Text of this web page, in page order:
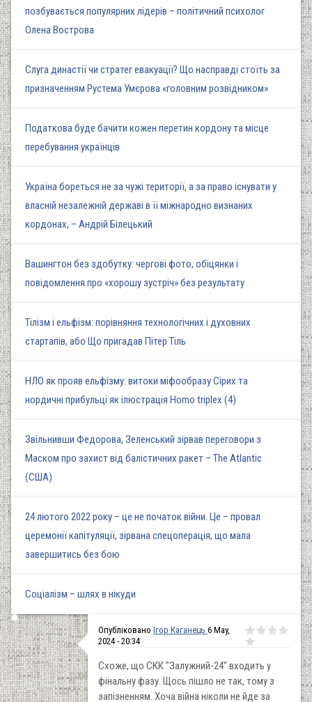
позбувається популярних лідерів – політичний психолог
Олена Вострова
Слуга династії чи стратег евакуації? Що насправді стоїть за
призначенням Рустема Умєрова «головним розвідником»
Податкова буде бачити кожен перетин кордону та місце
перебування українців
Україна бореться не за чужі території, а за право існувати у
власній незалежній державі в її міжнародно визнаних
кордонах, – Андрій Білецький
Вашингтон без здобутку: чергові фото, обіцянки і
повідомлення про «хорошу зустріч» без результату
Тілізм і ельфізм: порівняння технологічних і духовних
стартапів, або Що пригадав Пітер Тіль
НЛО як прояв ельфізму: витоки міфообразу Сірих та
нордичні прибульці як ілюстрація Homo triplex (4)
Звільнивши Федорова, Зеленський зірвав переговори з
Маском про захист від балістичних ракет – The Atlantic
(США)
24 лютого 2022 року – це не початок війни. Це – провал
церемонії капітуляції, зірвана спецоперація, що мала
завершитись без бою
Соціалізм – шлях в нікуди
Опубліковано Ігор Каганець 6 May,
2024 - 20:34
Схоже, що СКК "Залужний-24" входить у
фінальну фазу. Щось пішло не так, тому з
запізненням. Хоча війна ніколи не йде за